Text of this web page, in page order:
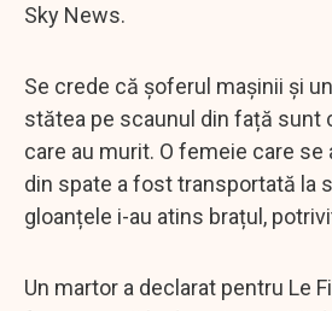
Sky News.
Se crede că șoferul mașinii și
stătea pe scaunul din față sunt
care au murit. O femeie care se
din spate a fost transportată la
gloanțele i-au atins brațul,
Un martor a declarat pentru Le